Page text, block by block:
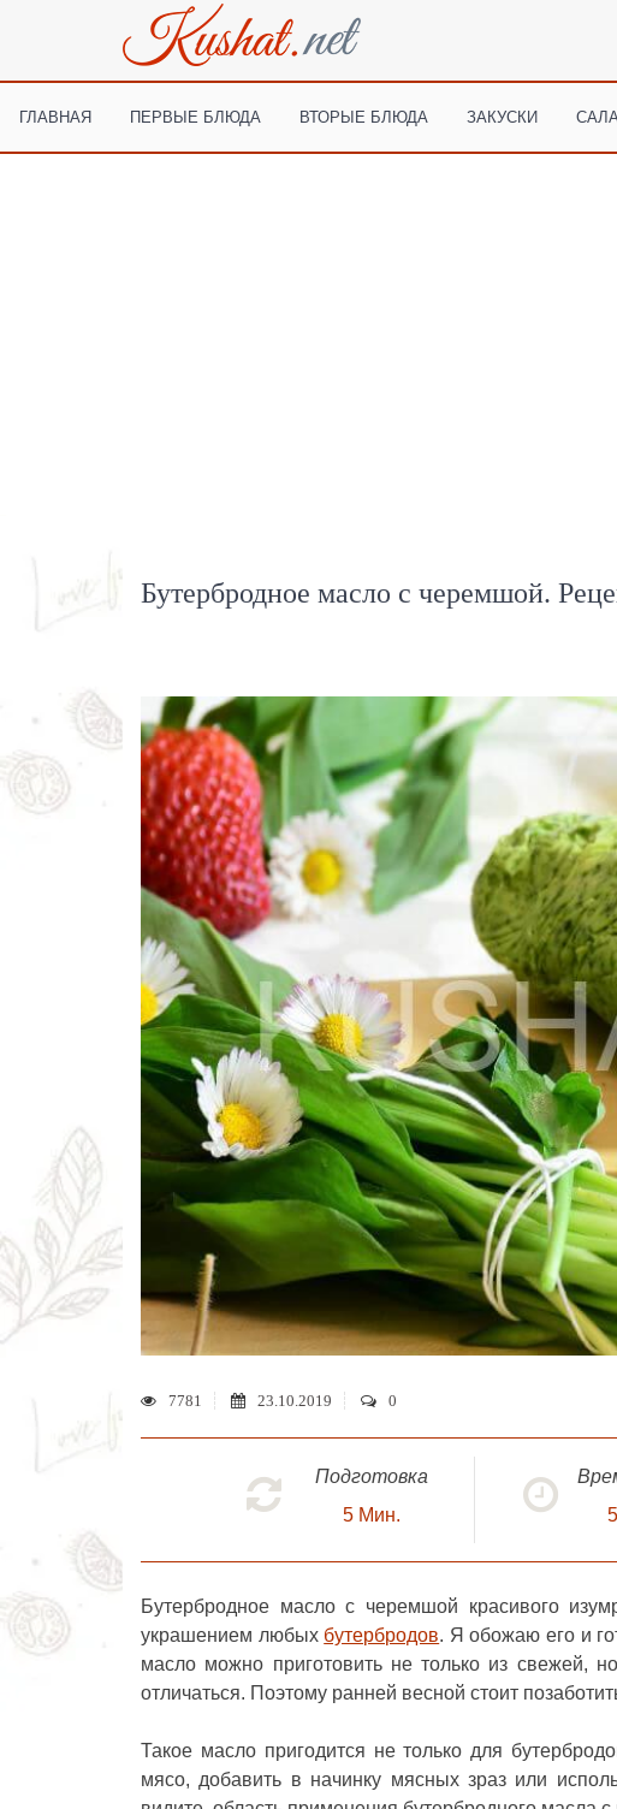
ГЛАВНАЯ ПЕРВЫЕ БЛЮДА ВТОРЫЕ БЛЮДА ЗАКУСКИ
Бутербродное масло с черемшой.
7781 23.10.2019 0
Подготовка
5 Мин.
Бутербродное масло с черемшой красивого
украшением любых бутербродов. Я обожаю его и
масло можно приготовить не только из свежей,
отличаться. Поэтому ранней весной стоит
Такое масло пригодится не только для
мясо, добавить в начинку мясных зраз или